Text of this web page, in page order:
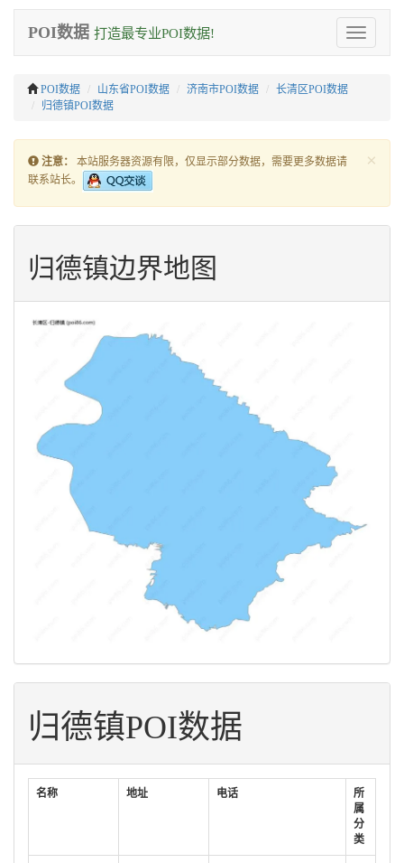
Toggle
navigation
POI数据 打造最专业POI数据!
POI数据 山东省POI数据 济南市POI数据
长清区POI数据
归德镇POI数据
×
注意：
本站服务器资源有限，仅显示部分数据，需要更多数据请
联系站长。
归德镇边界地图
归德镇POI数据
名称 地址 电话
所
属
分
类